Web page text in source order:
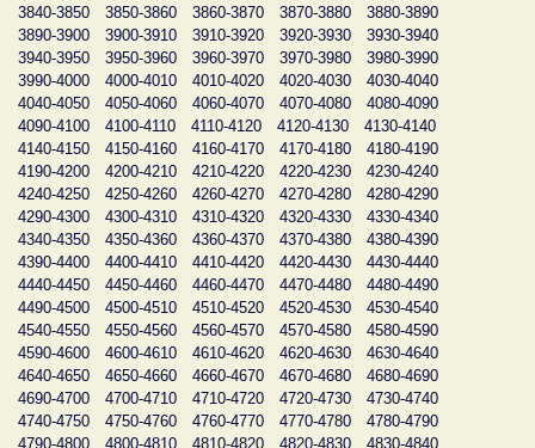
3840-3850
3850-3860 3860-3870 3870-3880
3880-3890
3890-3900
3900-3910 3910-3920 3920-3930
3930-3940
3940-3950
3950-3960 3960-3970 3970-3980
3980-3990
3990-4000
4000-4010 4010-4020 4020-4030
4030-4040
4040-4050
4050-4060 4060-4070 4070-4080
4080-4090
4090-4100
4100-4110 4110-4120 4120-4130
4130-4140
4140-4150
4150-4160 4160-4170 4170-4180
4180-4190
4190-4200
4200-4210 4210-4220 4220-4230
4230-4240
4240-4250
4250-4260 4260-4270 4270-4280
4280-4290
4290-4300
4300-4310 4310-4320 4320-4330
4330-4340
4340-4350
4350-4360 4360-4370 4370-4380
4380-4390
4390-4400
4400-4410 4410-4420 4420-4430
4430-4440
4440-4450
4450-4460 4460-4470 4470-4480
4480-4490
4490-4500
4500-4510 4510-4520 4520-4530
4530-4540
4540-4550
4550-4560 4560-4570 4570-4580
4580-4590
4590-4600
4600-4610 4610-4620 4620-4630
4630-4640
4640-4650
4650-4660 4660-4670 4670-4680
4680-4690
4690-4700
4700-4710 4710-4720 4720-4730
4730-4740
4740-4750
4750-4760 4760-4770 4770-4780
4780-4790
4790-4800
4800-4810 4810-4820 4820-4830
4830-4840